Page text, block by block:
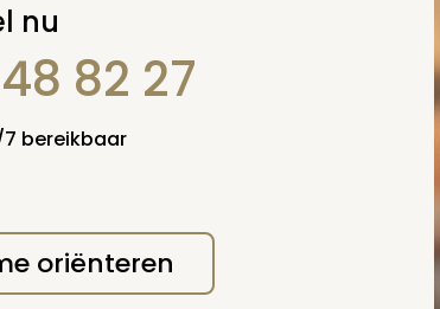
maar
nu
82 27
bereikbaar
oriënteren